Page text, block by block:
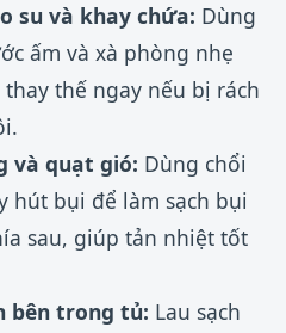
su và khay chứa: Dùng
ấm và xà phòng nhẹ
thế ngay nếu bị rách
và quạt gió: Dùng chổi
hút bụi để làm sạch bụi
sau, giúp tản nhiệt tốt
bên trong tủ: Lau sạch